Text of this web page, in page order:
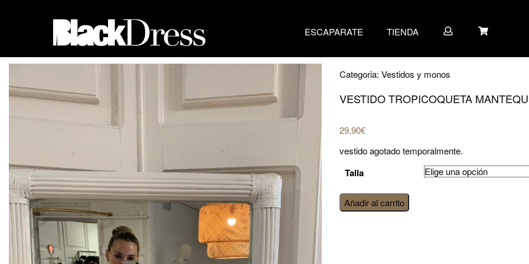
ESCAPARATE TIENDA
Categoria: Vestidos y monos
VESTIDO TROPICOQUETA
29,90€
vestido agotado temporalmente.
Talla
Vestido
tropicoqueta
Añadir al carrito